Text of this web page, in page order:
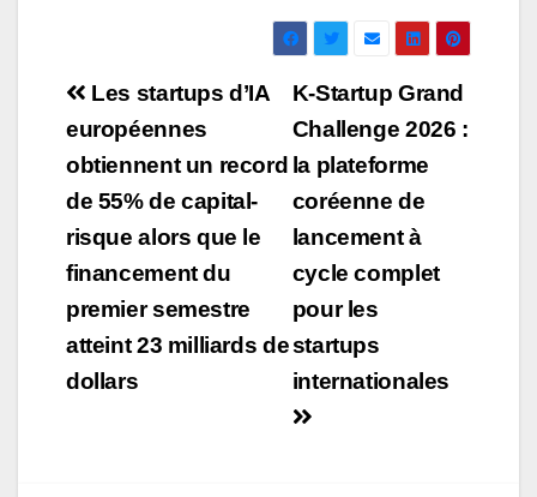
Navigation
de
l’article
K-Startup Grand
Challenge 2026 :
la plateforme
coréenne de
lancement à
cycle complet
pour les
startups
internationales
Les startups d’IA
européennes
obtiennent un record
de 55% de capital-
risque alors que le
financement du
premier semestre
atteint 23 milliards de
dollars